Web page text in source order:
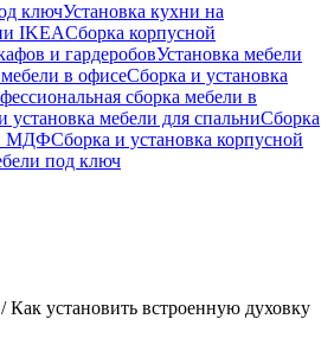
ключУстановка кухни на
IKEAСборка корпусной
и гардеробовУстановка мебели
в офисеСборка и установка
сборка мебели в
установка мебели для спальниСборка
МДФСборка и установка корпусной
под ключ
/ Как установить встроенную духовку